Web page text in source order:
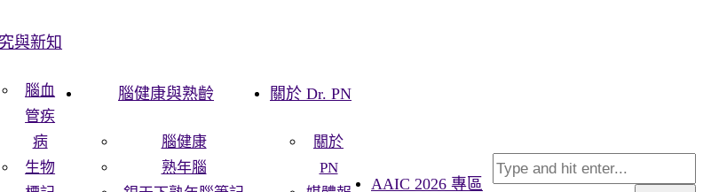
與新知
腦血
管疾
病
生物
腦健康與熟齡
腦健康
熟年腦
關於 Dr. PN
關於
PN
AAIC 2026 專區